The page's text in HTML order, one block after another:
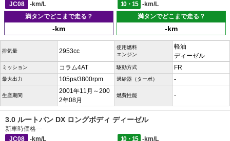
JC08
-km/L 10・15
-km/L
満タンでどこまで走る？
-km
満タンでどこまで走る？
-km
排気量 2953cc
使用燃料
エンジン
軽油
ディーゼル
ミッション コラム4AT 駆動方式 FR
最大出力 105ps/3800rpm 過給器（ターボ） -
生産期間
2001年11月～200
2年08月
燃費性能 -
3.0 ルートバン DX ロングボディ ディーゼル
新車時価格---
JC08
-km/L 10・15
-km/L